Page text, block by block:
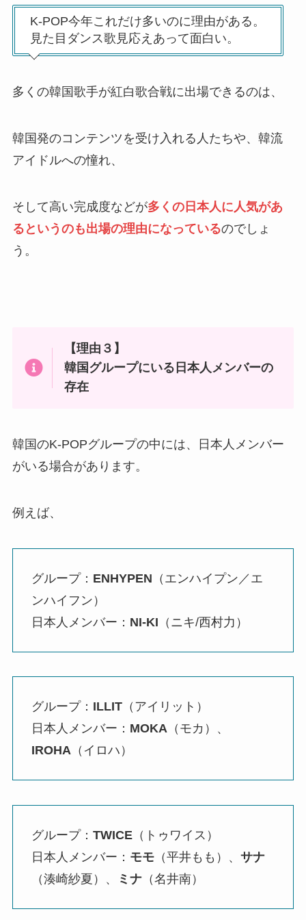
K-POP今年これだけ多いのに理由がある。
見た目ダンス歌見応えあって面白い。
多くの韓国歌手が紅白歌合戦に出場できるのは、
韓国発のコンテンツを受け入れる人たちや、韓流
アイドルへの憧れ、
そして高い完成度などが多くの日本人に人気があ
るというのも出場の理由になっているのでしょ
う。
【理由３】
韓国グループにいる日本人メンバーの
存在
韓国のK-POPグループの中には、日本人メンバー
がいる場合があります。
例えば、
グループ： ENHYPEN （エンハイプン／エ
ンハイフン）
日本人メンバー： NI-KI （ニキ/西村力）
グループ： ILLIT（アイリット）
日本人メンバー： MOKA（モカ）、
IROHA（イロハ）
グループ： TWICE（トゥワイス）
日本人メンバー： モモ（平井もも）、 サナ
（湊崎紗夏）、
ミナ（名井南）